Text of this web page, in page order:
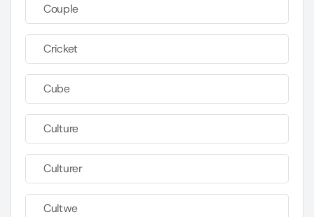
Couple
Cricket
Cube
Culture
Culturer
Cultwe